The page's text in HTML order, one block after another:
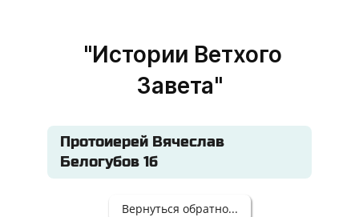
"Истории Ветхого
Завета"
Протоиерей Вячеслав
Белогубов 1б
Вернуться обратно...